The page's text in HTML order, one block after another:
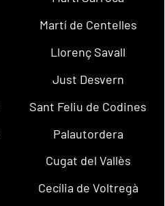
Martí de Centelles
Llorenç Savall
Just Desvern
Sant Feliu de Codines
Palautordera
Cugat del Vallès
Cecília de Voltregà